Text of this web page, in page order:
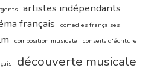
artistes indépendants
français comedies françaises
composition musicale conseils d'écriture
découverte musicale